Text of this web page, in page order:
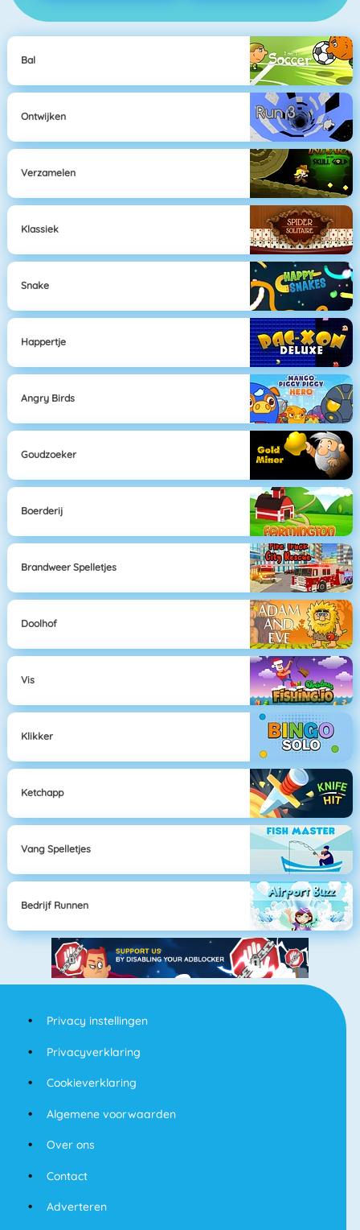
Bal
Ontwijken
Verzamelen
Klassiek
Snake
Happertje
Angry Birds
Goudzoeker
Boerderij
Brandweer Spelletjes
Doolhof
Vis
Klikker
Ketchapp
Vang Spelletjes
Bedrijf Runnen
Privacy instellingen
Privacyverklaring
Cookieverklaring
Algemene voorwaarden
Over ons
Contact
Adverteren